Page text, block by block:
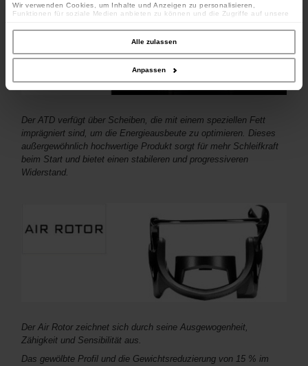
Wir verwenden Cookies, um Inhalte und Anzeigen zu personalisieren,
Funktionen für soziale Medien anbieten zu können und die Zugriffe auf unsere
unserer Website an unsere Partner für soziale Medien, Werbung und Analysen
weiter. Unsere Partner führen diese Informationen möglicherweise mit weiteren
Daten zusammen, die Sie ihnen bereitgestellt haben oder die sie im Rahmen
Ihrer Nutzung der Dienste gesammelt haben.
Alle zulassen
Anpassen
Der ATD verfügt über Scheiben, die mit einem speziellen Fett
imprägniert sind, um die Energieausbeute zu optimieren. Dieses
außergewöhnlich hochwertige Produkt sorgt für mehr Schleifkraft
beim Start und bietet einen stabileren und progressiveren
Widerstand.
Der Air Rotor zeichnet sich durch seine Ausgewogenheit,
Zähigkeit und Sensibilität aus.
Das gewölbte Profil und die Gewichtsreduzierung von 15 % im